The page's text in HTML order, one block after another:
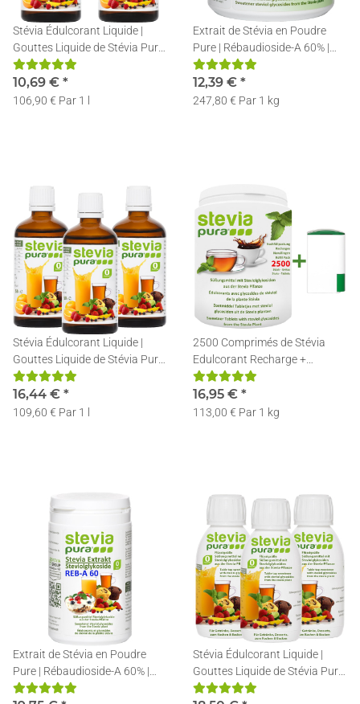
Stévia Édulcorant Liquide |
Gouttes Liquide de Stévia Pure
| Stévia Liquide | 2x50ml
10,69 € *
106,90 € Par 1 l
Extrait de Stévia en Poudre
Pure | Rébaudioside-A 60% |
Avec Cuillère de Dosage | 50g
12,39 € *
247,80 € Par 1 kg
Stévia Édulcorant Liquide |
Gouttes Liquide de Stévia Pure
| Stévia Liquide | 3x50ml
16,44 € *
109,60 € Par 1 l
2500 Comprimés de Stévia
Edulcorant Recharge +
Distributeur
16,95 € *
113,00 € Par 1 kg
Extrait de Stévia en Poudre
Pure | Rébaudioside-A 60% |
Avec Cuillère de Dosage | 100g
Stévia Édulcorant Liquide |
Gouttes Liquide de Stévia Pure
| Stévia Liquide | 3x150ml